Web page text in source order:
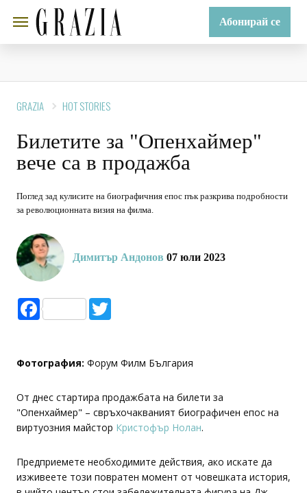
Абонирай се
GRAZIA HOT STORIES
Билетите за "Опенхаймер"
вече са в продажба
Поглед зад кулисите на биографичния епос пък разкрива подробности
за революционната визия на филма.
Димитър Андонов 07 юли 2023
Facebook
Фотография: Форум Филм България
От днес стартира продажбата на билети за
"Опенхаймер" – свръхочакваният биографичен епос на
виртуозния майстор Кристофър Нолан.
Предприемете необходимите действия, ако искате да
изживеете този повратен момент от човешката история,